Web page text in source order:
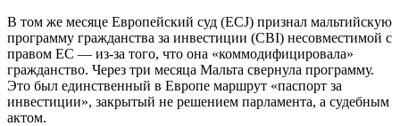
В том же месяце Европейский суд (ECJ) признал мальтийскую
программу гражданства за инвестиции (CBI) несовместимой с
правом ЕС — из‑за того, что она «коммодифицировала»
гражданство. Через три месяца Мальта свернула программу.
Это был единственный в Европе маршрут «паспорт за
инвестиции», закрытый не решением парламента, а судебным
актом.